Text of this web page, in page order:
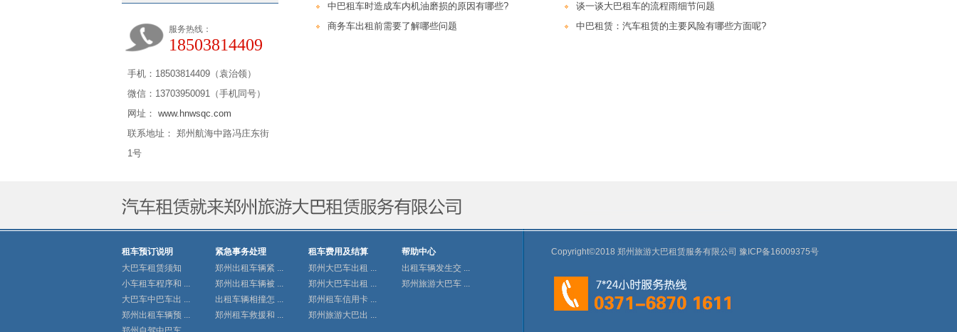
服务热线：
18503814409
手机：18503814409（袁治领）
微信：13703950091（手机同号）
网址： www.hnwsqc.com
联系地址： 郑州航海中路冯庄东街
1号
中巴租车时造成车内机油磨损的原因有哪些?
谈一谈大巴租车的流程雨细节问题
商务车出租前需要了解哪些问题
中巴租赁：汽车租赁的主要风险有哪些方面呢?
租车预订说明
大巴车租赁须知
小车租车程序和 ...
大巴车中巴车出 ...
郑州出租车辆预 ...
紧急事务处理
郑州出租车辆紧 ...
郑州出租车辆被 ...
出租车辆相撞怎 ...
郑州租车救援和 ...
租车费用及结算
郑州大巴车出租 ...
郑州大巴车出租 ...
郑州租车信用卡 ...
郑州旅游大巴出 ...
帮助中心
出租车辆发生交 ...
郑州旅游大巴车 ...
Copyright©2018 郑州旅游大巴租赁服务有限公司 豫ICP备16009375号